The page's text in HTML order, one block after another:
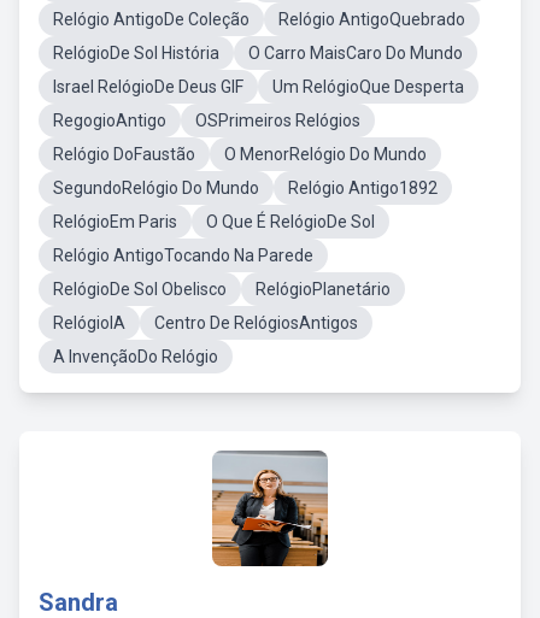
Relógio AntigoDe Coleção
Relógio AntigoQuebrado
RelógioDe Sol História
O Carro MaisCaro Do Mundo
Israel RelógioDe Deus GIF
Um RelógioQue Desperta
RegogioAntigo
OSPrimeiros Relógios
Relógio DoFaustão
O MenorRelógio Do Mundo
SegundoRelógio Do Mundo
Relógio Antigo1892
RelógioEm Paris
O Que É RelógioDe Sol
Relógio AntigoTocando Na Parede
RelógioDe Sol Obelisco
RelógioPlanetário
RelógioIA
Centro De RelógiosAntigos
A InvençãoDo Relógio
Sandra